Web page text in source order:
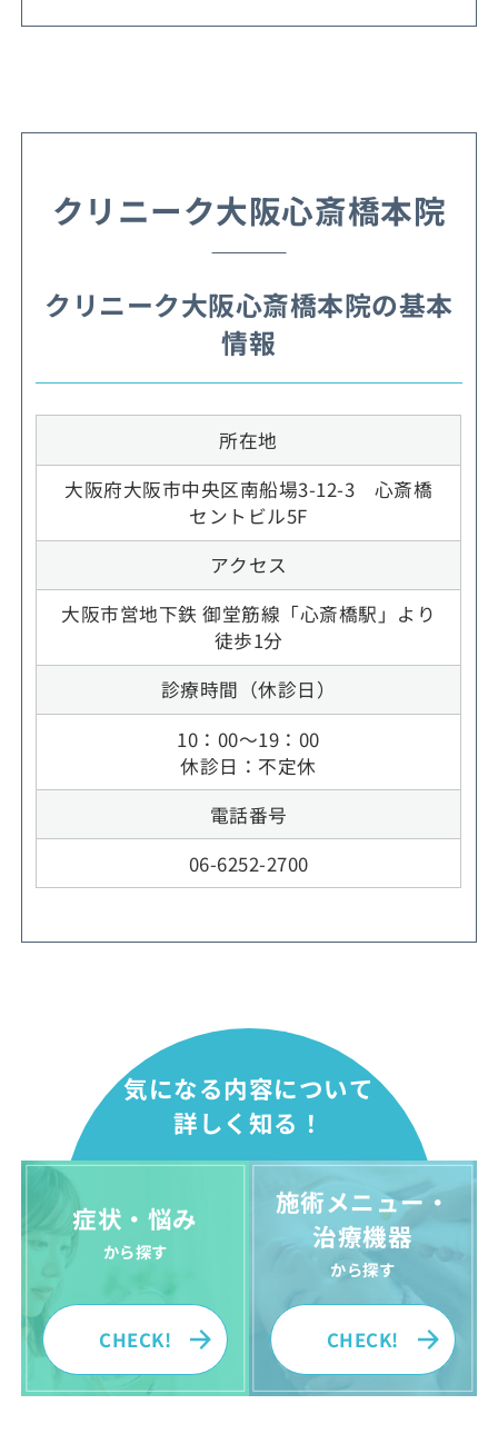
クリニーク大阪心斎橋本院
クリニーク大阪心斎橋本院の基本
情報
所在地
大阪府大阪市中央区南船場3-12-3 心斎橋
セントビル5F
アクセス
大阪市営地下鉄 御堂筋線「心斎橋駅」より
徒歩1分
診療時間（休診日）
10：00～19：00
休診日：不定休
電話番号
06-6252-2700
気になる内容について
詳しく知る！
症状・悩み
から探す
CHECK!
施術メニュー・
治療機器
から探す
CHECK!